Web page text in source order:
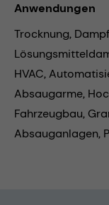
Anwendungen
Trocknung,
HVAC,
Absaugarme,
Fahrzeugbau,
Absauganlagen,